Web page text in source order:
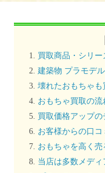
買取商品・シリー
建築物 プラモデ
壊れたおもちゃ
おもちゃ買取の流
買取価格アップ
お客様からの口コ
おもちゃを高く
当店は多数メデ